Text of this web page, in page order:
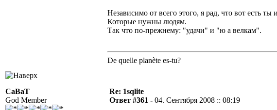
Независимо от всего этого, я рад, что вот есть ты
Которые нужны людям.
Так что по-прежнему: "удачи" и "ю а велкам".
De quelle planète es-tu?
CaBaT
God Member
Re: 1sqlite
Ответ #361 - 04. Сентября 2008 :: 08:19